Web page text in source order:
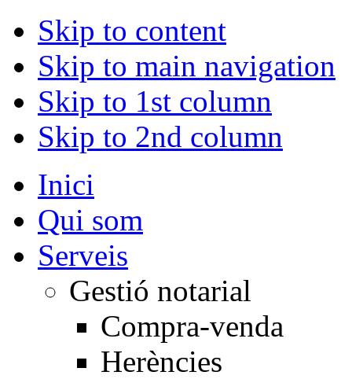
Skip to content
Skip to main navigation
Skip to 1st column
Skip to 2nd column
Inici
Qui som
Serveis
Gestió notarial
Compra-venda
Herències